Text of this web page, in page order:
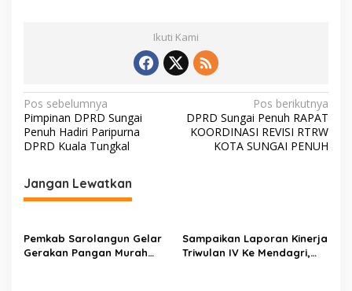
Ikuti Kami
N
a
v
i
g
s
i
Pos sebelumnya
Pimpinan DPRD Sungai
Penuh Hadiri Paripurna
DPRD Kuala Tungkal
Pos berikutnya
DPRD Sungai Penuh RAPAT
KOORDINASI REVISI RTRW
KOTA SUNGAI PENUH
Jangan Lewatkan
Pemkab Sarolangun Gelar
Gerakan Pangan Murah
Sampaikan Laporan Kinerja
Triwulan IV Ke Mendagri,